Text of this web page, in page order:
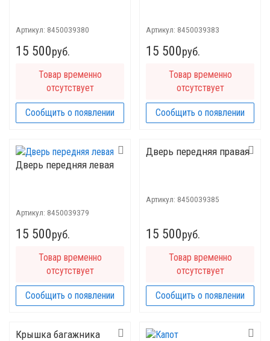
Артикул: 8450039380
15 500руб.
Товар временно
отсутствует
Сообщить о появлении
Артикул: 8450039383
15 500руб.
Товар временно
отсутствует
Сообщить о появлении
Дверь передняя левая
Артикул: 8450039379
15 500руб.
Товар временно
отсутствует
Сообщить о появлении
Дверь передняя правая
Артикул: 8450039385
15 500руб.
Товар временно
отсутствует
Сообщить о появлении
Крышка багажника